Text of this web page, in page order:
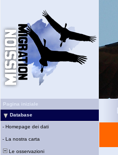
Pagina iniziale
Database
- Homepage dei dati
- La nostra carta
Le osservazioni